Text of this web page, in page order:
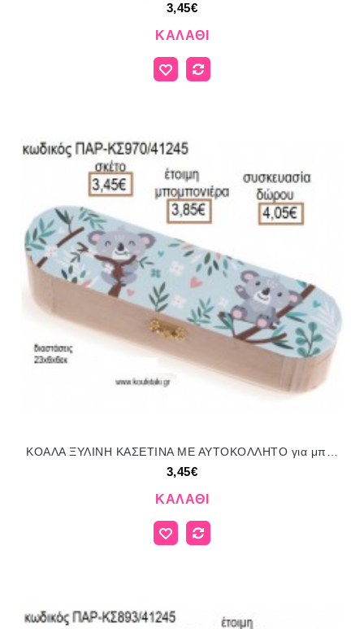
3,45€
ΚΑΛΆΘΙ
ΚΟΑΛΑ ΞΥΛΙΝΗ ΚΑΣΕΤΙΝΑ ΜΕ ΑΥΤΟΚΟΛΛΗΤΟ για μπομπονιέρες - δώρα πάρτυ - εορτών - γέννησης - γούρια - φτιάξτο μόνος σου ΠΑΡ-ΚΣ970/41245 3.45€!!!
3,45€
ΚΑΛΆΘΙ